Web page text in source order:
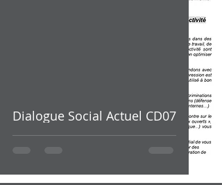
Dialogue Social Actuel CD07